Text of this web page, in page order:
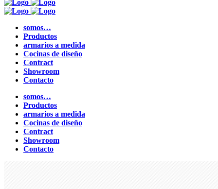
somos…
Productos
armarios a medida
Cocinas de diseño
Contract
Showroom
Contacto
somos…
Productos
armarios a medida
Cocinas de diseño
Contract
Showroom
Contacto